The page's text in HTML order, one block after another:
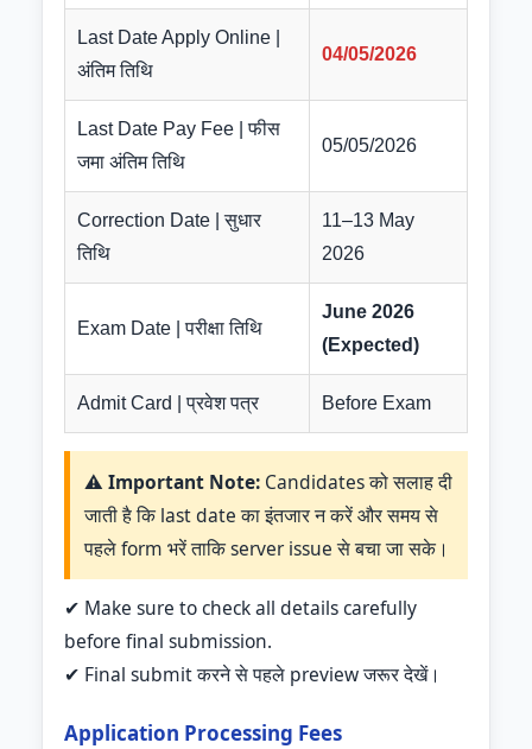
Last Date Apply Online |
अंतिम तिथि
04/05/2026
Last Date Pay Fee | फीस
जमा अंतिम तिथि
05/05/2026
Correction Date | सुधार
तिथि
11–13 May
2026
Exam Date | परीक्षा तिथि
June 2026
(Expected)
Admit Card | प्रवेश पत्र Before Exam
⚠️ Important Note: Candidates को सलाह दी
जाती है कि last date का इंतजार न करें और समय से
पहले form भरें ताकि server issue से बचा जा सके।
✔ Make sure to check all details carefully
before final submission.
✔ Final submit करने से पहले preview जरूर देखें।
Application Processing Fees